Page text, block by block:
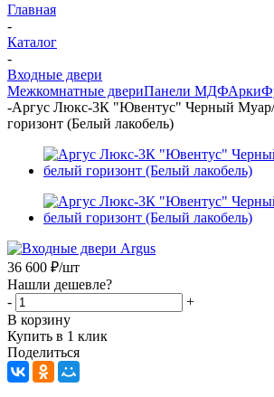
Главная
-
Каталог
-
Входные двери
Межкомнатные двериПанели МДФАрки
-Аргус Люкс-3К "Ювентус" Черный Муар/
горизонт (Белый лакобель)
36 600 ₽/шт
Нашли дешевле?
-
+
В корзину
Купить в 1 клик
Поделиться